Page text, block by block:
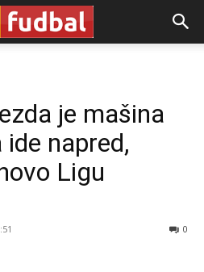
je mašina
napred,
Ligu
0